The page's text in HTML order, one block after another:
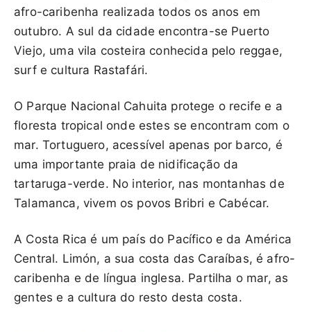
afro-caribenha realizada todos os anos em
outubro. A sul da cidade encontra-se Puerto
Viejo, uma vila costeira conhecida pelo reggae,
surf e cultura Rastafári.
O Parque Nacional Cahuita protege o recife e a
floresta tropical onde estes se encontram com o
mar. Tortuguero, acessível apenas por barco, é
uma importante praia de nidificação da
tartaruga-verde. No interior, nas montanhas de
Talamanca, vivem os povos Bribri e Cabécar.
A Costa Rica é um país do Pacífico e da América
Central. Limón, a sua costa das Caraíbas, é afro-
caribenha e de língua inglesa. Partilha o mar, as
gentes e a cultura do resto desta costa.